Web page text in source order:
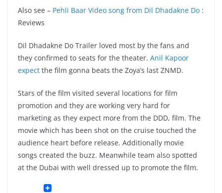
Also see – Pehli Baar Video song from Dil Dhadakne Do :
Reviews
Dil Dhadakne Do Trailer loved most by the fans and
they confirmed to seats for the theater. Anil Kapoor
expect the film gonna beats the Zoya’s last ZNMD.
Stars of the film visited several locations for film
promotion and they are working very hard for
marketing as they expect more from the DDD, film. The
movie which has been shot on the cruise touched the
audience heart before release. Additionally movie
songs created the buzz. Meanwhile team also spotted
at the Dubai with well dressed up to promote the film.